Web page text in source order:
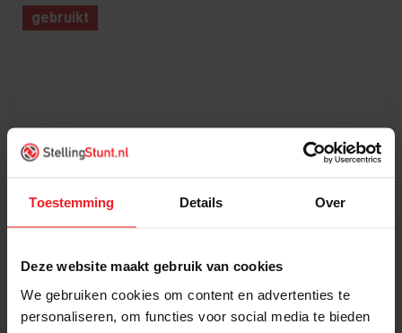
Toestemming Details Over
Deze website maakt gebruik van cookies
We gebruiken cookies om content en advertenties te
personaliseren, om functies voor social media te bieden
Frame Stow50 8500x1100x120mm
0
0
gebruikt